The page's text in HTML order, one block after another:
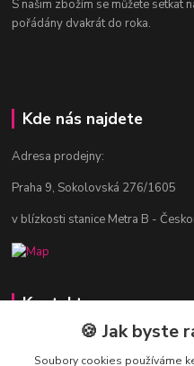
S našim zbožím se můžete setkat
pořádány dvakrát do roka.
Kde nás najdete
Adresa prodejny:
Praha 9, Sokolovská 276/1605
v blízkosti stanice Metra B -
Kontakty
Jitka Vlasáková
281 916 793
🍪 Jak byste
Soubory cookies používáme